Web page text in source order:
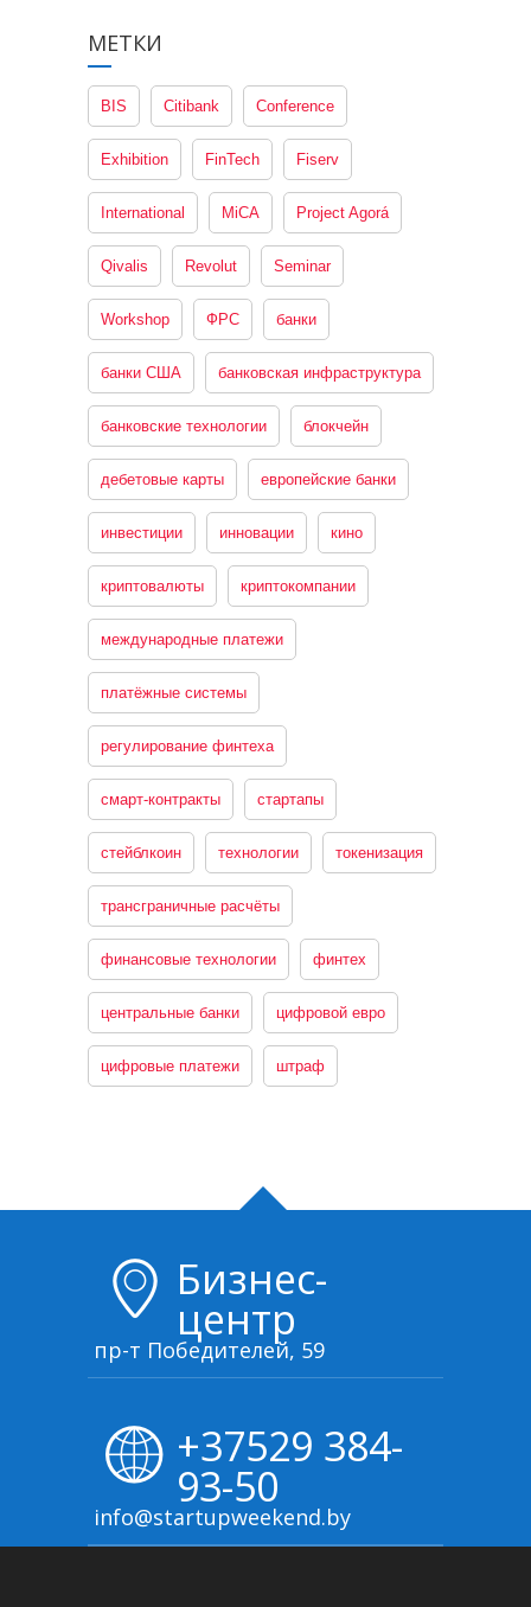
МЕТКИ
BIS Citibank Conference
Exhibition FinTech Fiserv
International MiCA Project Agorá
Qivalis Revolut Seminar
Workshop ФРС банки
банки США банковская инфраструктура
банковские технологии блокчейн
дебетовые карты европейские банки
инвестиции инновации кино
криптовалюты криптокомпании
международные платежи
платёжные системы
регулирование финтеха
смарт-контракты стартапы
стейблкоин технологии токенизация
трансграничные расчёты
финансовые технологии финтех
центральные банки цифровой евро
цифровые платежи штраф
Бизнес-
центр
пр-т Победителей, 59
+37529 384-
93-50
info@startupweekend.by